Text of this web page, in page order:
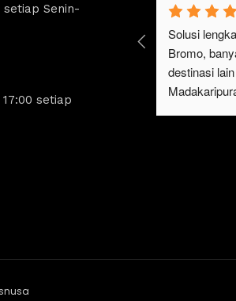
Senin-
setiap
Wisata bromo sangat cocok
liburan.Selain wisatanya yang keren
indah, ada juga tempat sewa jeep
kita bisa melakukan tour bromo